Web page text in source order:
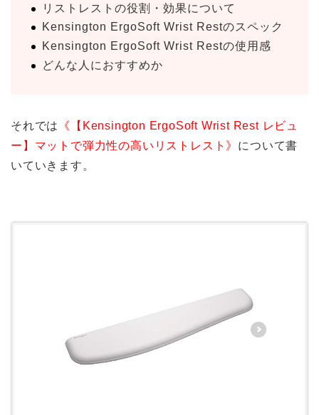
リストレストの役割・効果について
Kensington ErgoSoft Wrist Restのスペック
Kensington ErgoSoft Wrist Restの使用感
どんな人におすすめか
それでは
《【Kensington ErgoSoft Wrist Rest レビュ
ー】マットで弾力性の高いリストレスト》 について書
いていきます。